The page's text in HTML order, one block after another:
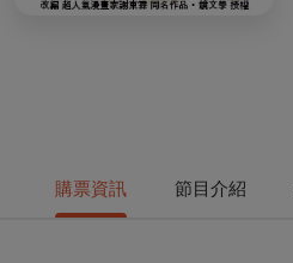
購票資訊 節目介紹